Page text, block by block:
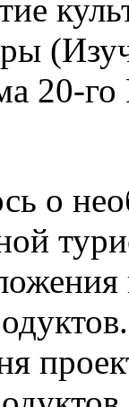
20-
о